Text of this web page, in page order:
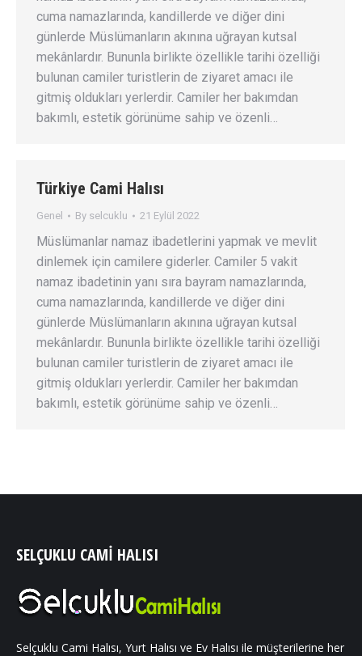
cuma namazlarında, kandillerde ve diğer dini
günlerde Müslümanların akınına uğrayan kutsal
mekânlardır. Bununla birlikte özellikle tarihi özelliği
bulunan camiler turistlerin de ziyaret amacı ile
gitmiş oldukları yerlerdir. Camiler her bakımdan
bakımlı, estetik görünüme sahip ve özenli…
Türkiye Cami Halısı
Genel By selcuklu 21 Eylül 2022
Müslümanlar namaz ibadetlerini yapmak ve mevlit
dinlemek için camilere giderler. Camiler 5 vakit
namaz ibadetinin yanı sıra bayram namazlarında,
cuma namazlarında, kandillerde ve diğer dini
günlerde Müslümanların akınına uğrayan kutsal
mekânlardır. Bununla birlikte özellikle tarihi özelliği
bulunan camiler turistlerin de ziyaret amacı ile
gitmiş oldukları yerlerdir. Camiler her bakımdan
bakımlı, estetik görünüme sahip ve özenli…
SELÇUKLU CAMI HALISI
Selçuklu Cami Halısı, Yurt Halısı ve Ev Halısı ile müşterilerine her